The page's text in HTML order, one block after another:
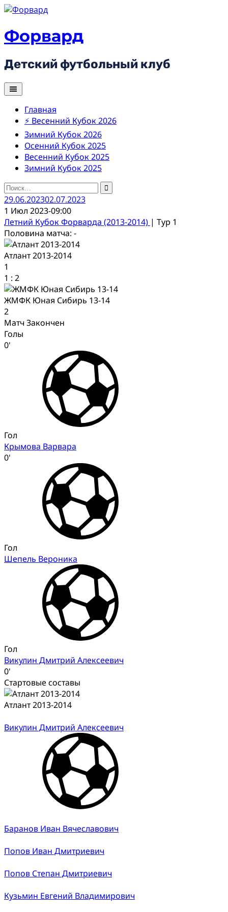
Skip
content
Форвард
Детский футбольный клуб
Главная
⚡ Весенний Кубок 2026
Зимний Кубок 2026
Осенний Кубок 2025
Весенний Кубок 2025
Зимний Кубок 2025
Найти:
29.06.202302.07.2023
1 Июл 2023-09:00
Летний Кубок Форварда (2013-2014) | Тур 1
Половина матча: -
Атлант 2013-2014
1
1 : 2
ЖМФК Юная Сибирь 13-14
2
Матч Закончен
Голы
0'
Гол
Крымова Варвара
0'
Гол
Шепель Вероника
Гол
Викулин Дмитрий Алексеевич
0'
Стартовые составы
Атлант 2013-2014
Викулин Дмитрий Алексеевич
Баранов Иван Вячеславович
Попов Иван Дмитриевич
Попов Степан Дмитриевич
Кузьмин Евгений Владимирович